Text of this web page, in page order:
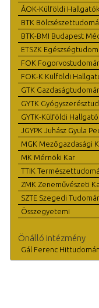
ÁOK-Külföldi
BTK
BTK-BMI Budapest
ETSZK
FOK
FOK-K Külföldi
GTK
GYTK
GYTK-Külföldi
JGYPK Juhász Gyula
MGK Mezőgazdasági
MK Mérnöki Kar
TTIK
ZMK Zeneművészeti
SZTE Szegedi
Összegyetemi
Önálló intézmény
Gál Ferenc